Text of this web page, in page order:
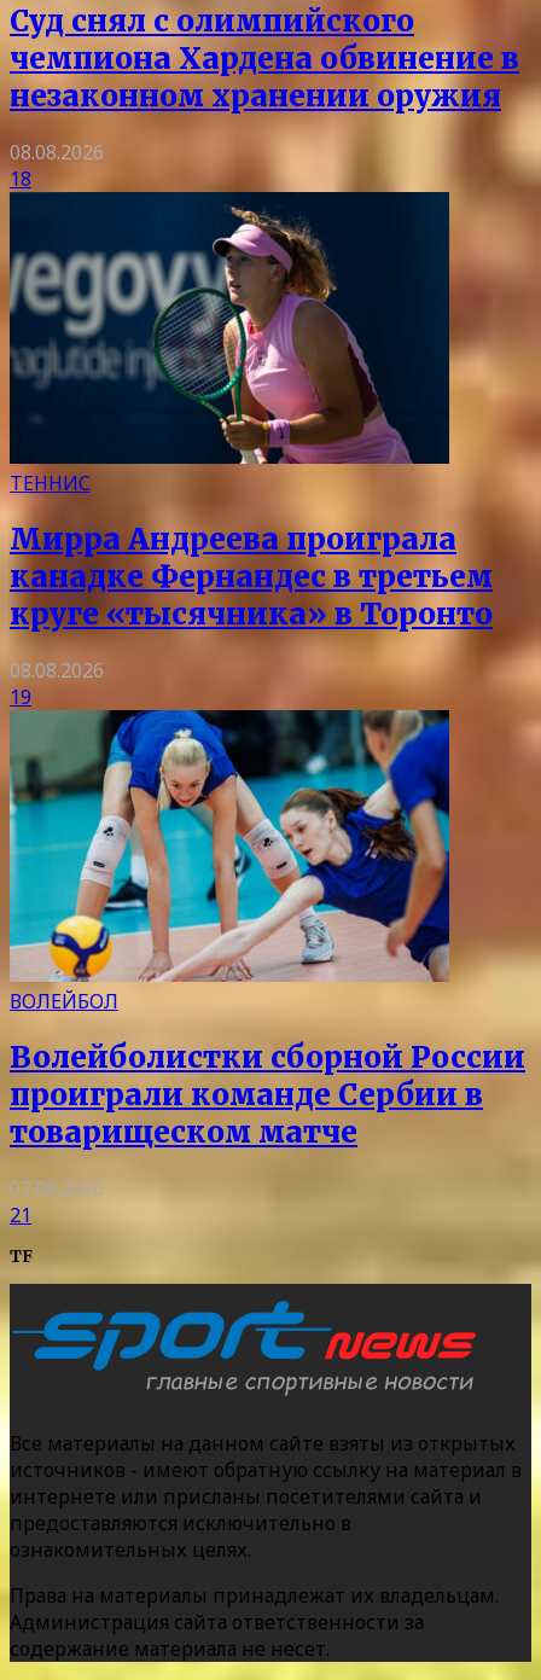
Суд снял с олимпийского
чемпиона Хардена обвинение в
незаконном хранении оружия
08.08.2026
18
ТЕННИС
Мирра Андреева проиграла
канадке Фернандес в третьем
круге «тысячника» в Торонто
08.08.2026
19
ВОЛЕЙБОЛ
Волейболистки сборной России
проиграли команде Сербии в
товарищеском матче
07.08.2026
21
TF
Все материалы на данном сайте взяты из открытых
источников - имеют обратную ссылку на материал в
интернете или присланы посетителями сайта и
предоставляются исключительно в
ознакомительных целях.
Права на материалы принадлежат их владельцам.
Администрация сайта ответственности за
содержание материала не несет.